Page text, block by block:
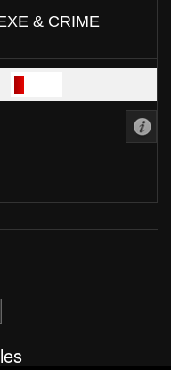
& CRIME